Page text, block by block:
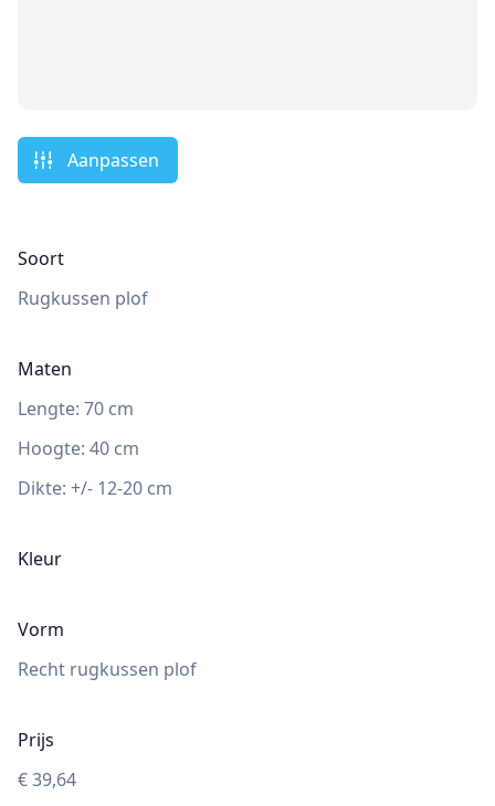
Aanpassen
Soort
Rugkussen plof
Maten
Lengte: 70 cm
Hoogte: 40 cm
Dikte: +/- 12-20 cm
Kleur
Vorm
Recht rugkussen plof
Prijs
€39,64